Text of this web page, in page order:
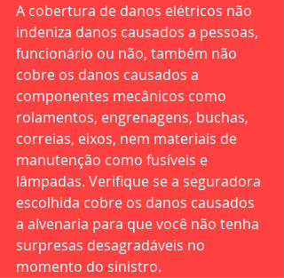
A cobertura de danos elétricos não
indeniza danos causados a pessoas,
funcionário ou não, também não
cobre os danos causados a
componentes mecânicos como
rolamentos, engrenagens, buchas,
correias, eixos, nem materiais de
manutenção como fusíveis e
lâmpadas. Verifique se a seguradora
escolhida cobre os danos causados
a alvenaria para que você não tenha
surpresas desagradáveis no
momento do sinistro.